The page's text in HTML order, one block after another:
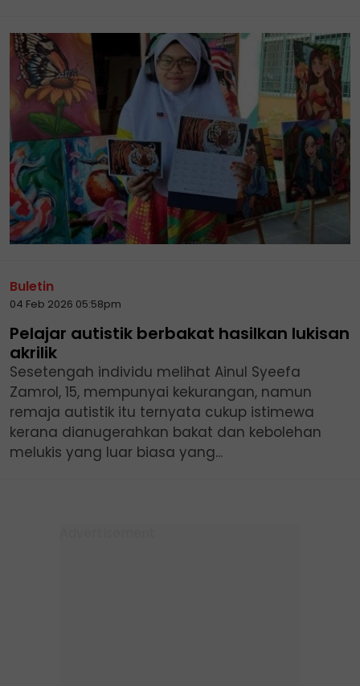
Buletin
04 Feb 2026 05:58pm
Pelajar autistik berbakat hasilkan lukisan
akrilik
Sesetengah individu melihat Ainul Syeefa
Zamrol, 15, mempunyai kekurangan, namun
remaja autistik itu ternyata cukup istimewa
kerana dianugerahkan bakat dan kebolehan
melukis yang luar biasa yang...